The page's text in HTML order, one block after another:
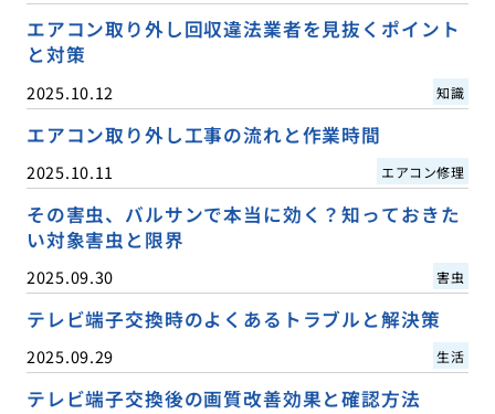
エアコン取り外し回収違法業者を見抜くポイント
と対策
2025.10.12 知識
エアコン取り外し工事の流れと作業時間
2025.10.11 エアコン修理
その害虫、バルサンで本当に効く？知っておきた
い対象害虫と限界
2025.09.30 害虫
テレビ端子交換時のよくあるトラブルと解決策
2025.09.29 生活
テレビ端子交換後の画質改善効果と確認方法